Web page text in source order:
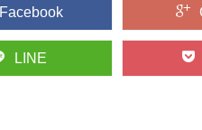
Facebook
LINE